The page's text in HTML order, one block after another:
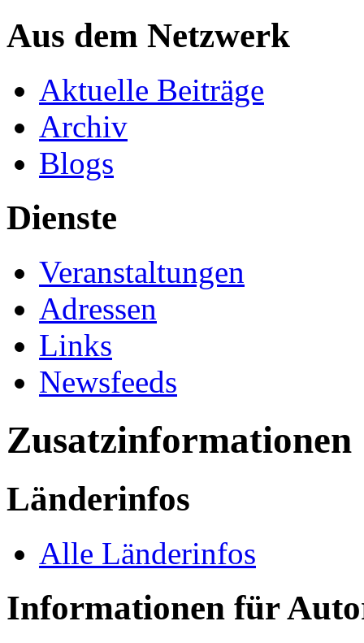
Aus dem Netzwerk
Aktuelle Beiträge
Archiv
Blogs
Dienste
Veranstaltungen
Adressen
Links
Newsfeeds
Zusatzinformationen
Länderinfos
Alle Länderinfos
Informationen für